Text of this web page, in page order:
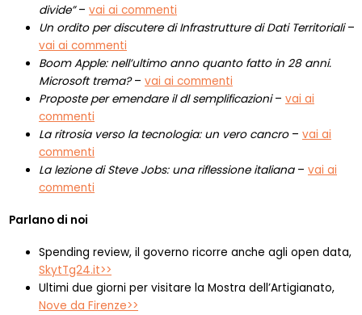
divide”– vai ai commenti
Un ordito per discutere di Infrastrutture di Dati Territoriali–
vai ai commenti
Boom Apple: nell’ultimo anno quanto fatto in 28 anni.
Microsoft trema?– vai ai commenti
Proposte per emendare il dl semplificazioni– vai ai
commenti
La ritrosia verso la tecnologia: un vero cancro– vai ai
commenti
La lezione di Steve Jobs: una riflessione italiana– vai ai
commenti
Parlano di noi
Spending review, il governo ricorre anche agli open data,
SkytTg24.it>>
Ultimi due giorni per visitare la Mostra dell’Artigianato,
Nove da Firenze>>